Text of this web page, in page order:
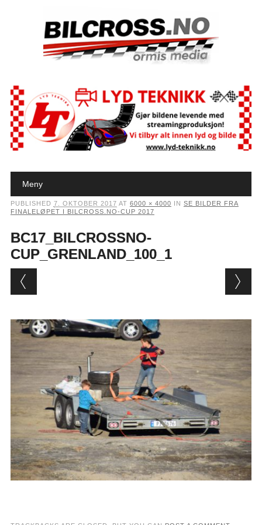
Main menu
Meny
PUBLISHED 7. OKTOBER 2017 AT 6000 × 4000 IN SE BILDER FRA
FINALELØPET I BILCROSS.NO-CUP 2017
BC17_BILCROSSNO-
CUP_GRENLAND_100_1